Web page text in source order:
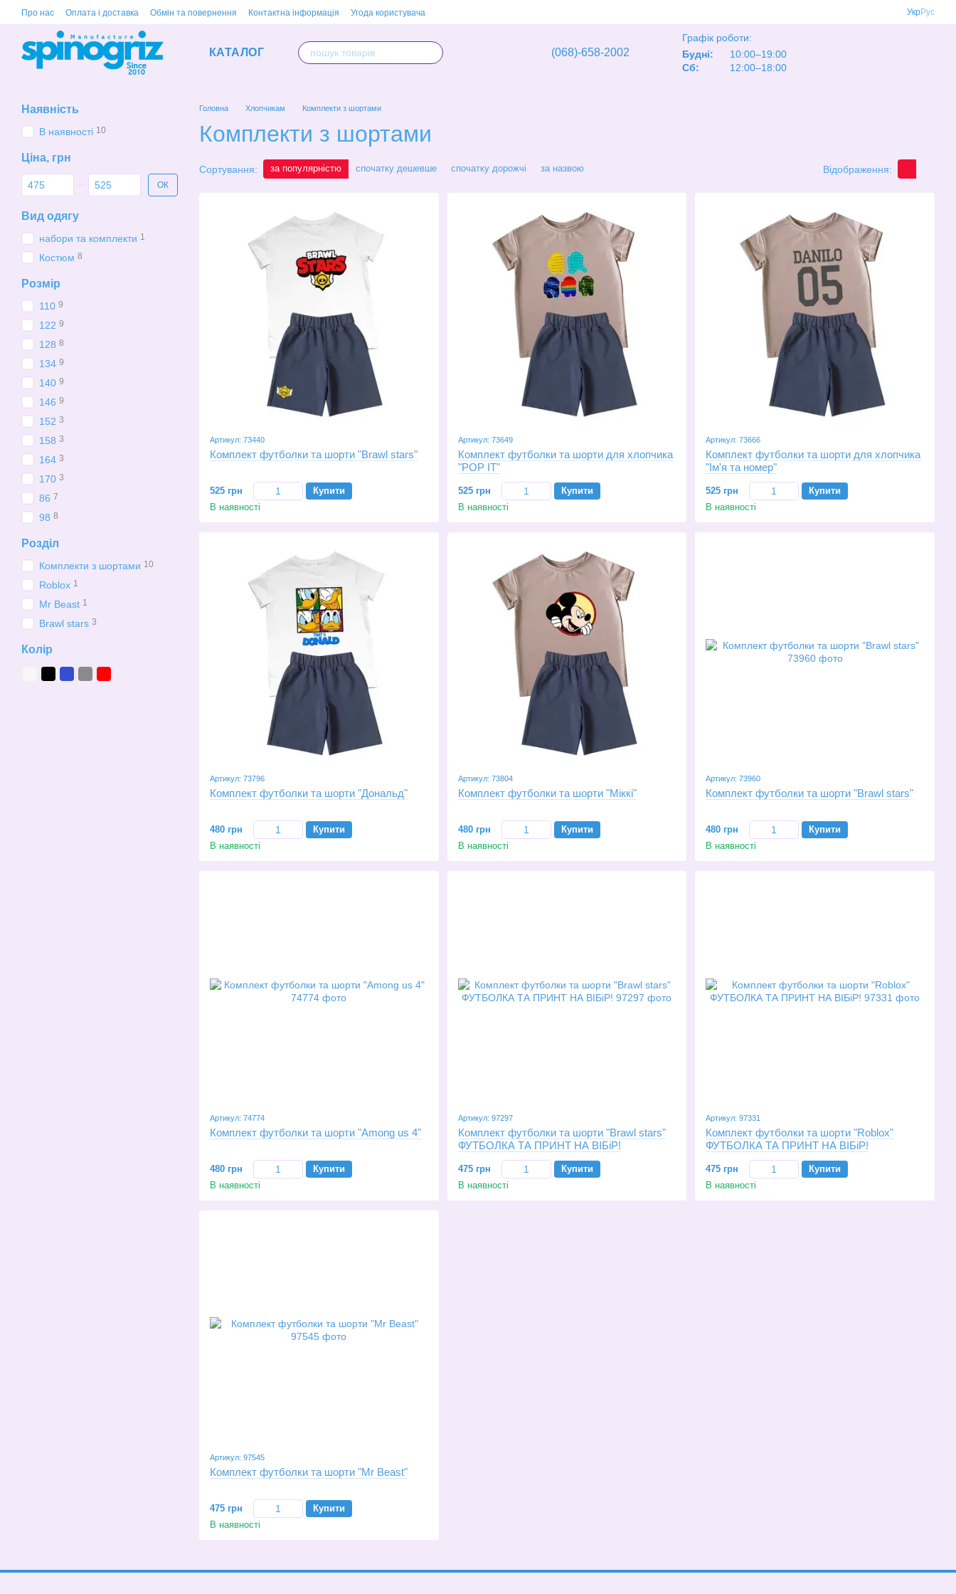
Перейти до основного контенту
Про нас Оплата і доставка Обмін та повернення Контактна інформація Угода користувача УкрРус
КАТАЛОГ (068)-658-2002
Графік роботи:
Будні:
10:00–19:00
Сб:
12:00–18:00
Головна Хлопчикам Комплекти з шортами
Комплекти з шортами
Сортування: за популярністю спочатку дешевше спочатку дорожчі за назвою Відображення:
Артикул: 73440
Комплект футболки та шорти "Brawl stars"
525 грн
Купити
В наявності
Артикул: 73649
Комплект футболки та шорти для хлопчика
"POP IT"
525 грн
Купити
В наявності
Артикул: 73666
Комплект футболки та шорти для хлопчика
"Ім'я та номер"
525 грн
Купити
В наявності
Артикул: 73796
Комплект футболки та шорти "Дональд"
480 грн
Купити
В наявності
Артикул: 73804
Комплект футболки та шорти "Міккі"
480 грн
Купити
В наявності
Артикул: 73960
Комплект футболки та шорти "Brawl stars"
480 грн
Купити
В наявності
Артикул: 74774
Комплект футболки та шорти "Among us 4"
480 грн
Купити
В наявності
Артикул: 97297
Комплект футболки та шорти "Brawl stars"
ФУТБОЛКА ТА ПРИНТ НА ВІБіР!
475 грн
Купити
В наявності
Артикул: 97331
Комплект футболки та шорти "Roblox"
ФУТБОЛКА ТА ПРИНТ НА ВІБіР!
475 грн
Купити
В наявності
Артикул: 97545
Комплект футболки та шорти "Mr Beast"
475 грн
Купити
В наявності
Наявність
В наявності 10
Ціна, грн
Від Ціна, грн
До Ціна, грн ОК
Вид одягу
набори та комплекти 1
Костюм 8
Розмір
110 9
122 9
128 8
134 9
140 9
146 9
152 3
158 3
164 3
170 3
86 7
98 8
Розділ
Комплекти з шортами 10
Roblox 1
Mr Beast 1
Brawl stars 3
Колір